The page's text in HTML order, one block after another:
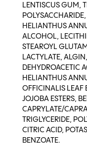
LENTISCUS GUM,
HELIANTHUS
ALCOHOL,
STEAROYL
LACTYLATE,
DEHYDROACETIC
HELIANTHUS
OFFICINALIS LEAF
JOJOBA ESTERS,
CAPRYLATE/
TRIGLYCERIDE,
CITRIC ACID,
BENZOATE.